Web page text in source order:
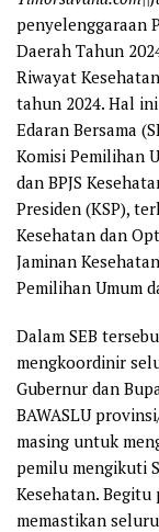
penyelenggaraan
Daerah Tahun
Riwayat
tahun 2024. Hal
Edaran Bersama
Komisi Pemilihan
dan BPJS
Presiden (KSP),
Kesehatan dan
Jaminan
Pemilihan Umum
Dalam SEB
mengkoordinir
Gubernur dan
BAWASLU
masing untuk
pemilu mengikuti
Kesehatan. Begitu
memastikan